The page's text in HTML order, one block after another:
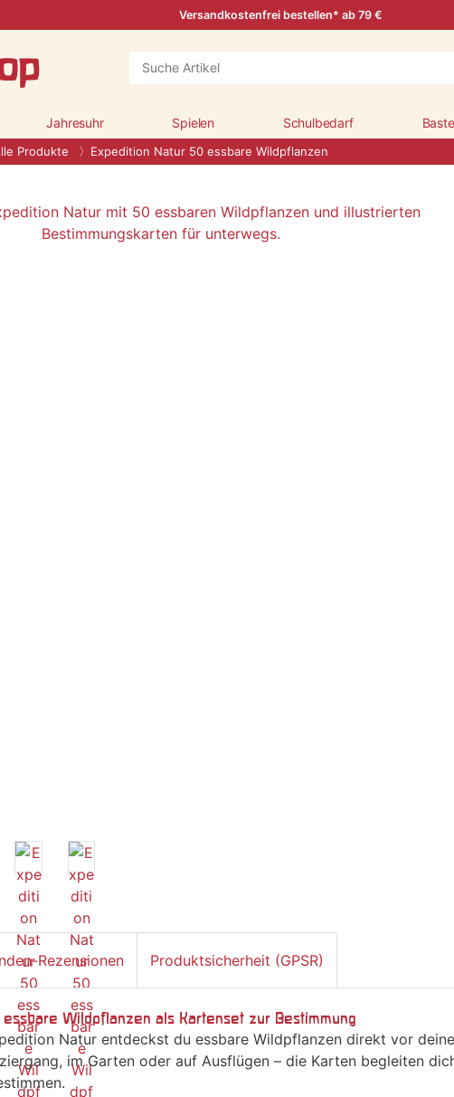
Versandkostenfrei bestellen* ab 79 €
Jahresuhr Spielen Schulbedarf
Produkte Expedition Natur 50 essbare Wildpflanzen
Rezensionen Produktsicherheit (GPSR)
Wildpflanzen als Kartenset zur Bestimmung
Natur entdeckst du essbare Wildpflanzen direkt vor
im Garten oder auf Ausflügen – die Karten begleiten